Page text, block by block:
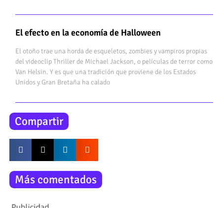
El efecto en la economía de Halloween
El otoño trae una horda de esqueletos, zombies y vampiros propias
del videoclip Thriller de Michael Jackson, o películas de terror como
Van Helsin. Y es que una tradición que proviene de los Estados
Unidos y Gran Bretaña ha calado
Compartir
Más comentados